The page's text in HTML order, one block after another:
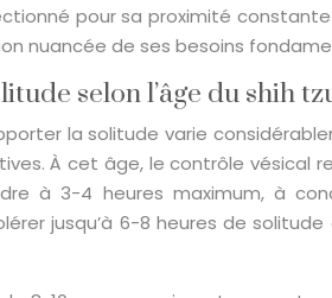
pour sa proximité
nuancée de ses besoins
selon l’âge du shih
la solitude varie
À cet âge, le contrôle
à 3-4 heures maximum, à
jusqu’à 6-8 heures de